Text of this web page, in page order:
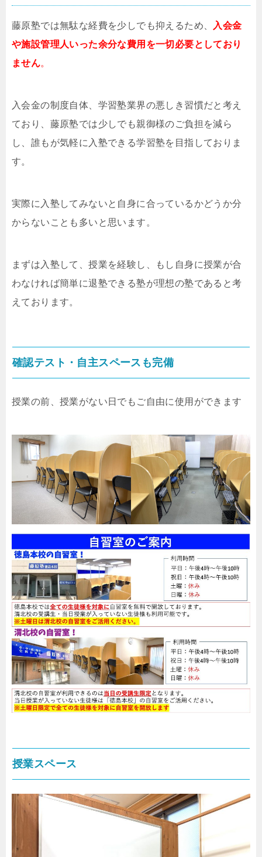
藤原塾では無駄な経費を少しでも抑えるため、
入会金
や施設管理人いった余分な費用を一切必要としており
ません。
入会金の制度自体、学習塾業界の悪しき習慣だと考え
ており、藤原塾では少しでも親御様のご負担を減ら
し、誰もが気軽に入塾できる学習塾を目指しておりま
す。
実際に入塾してみないと自身に合っているかどうか分
からないことも多いと思います。
まずは入塾して、授業を経験し、もし自身に授業が合
わなければ簡単に退塾できる塾が理想の塾であると考
えております。
確認テスト・自主スペースも完備
授業の前、授業がない日でもご自由に使用ができます
授業スペース